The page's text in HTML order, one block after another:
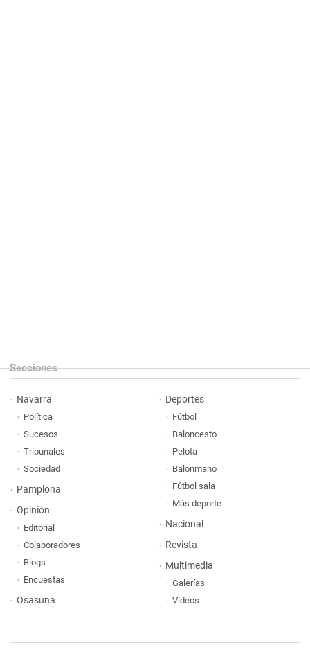
Secciones
Navarra
Política
Sucesos
Tribunales
Sociedad
Pamplona
Opinión
Editorial
Colaboradores
Blogs
Encuestas
Osasuna
Deportes
Fútbol
Baloncesto
Pelota
Balonmano
Fútbol sala
Más deporte
Nacional
Revista
Multimedia
Galerías
Vídeos